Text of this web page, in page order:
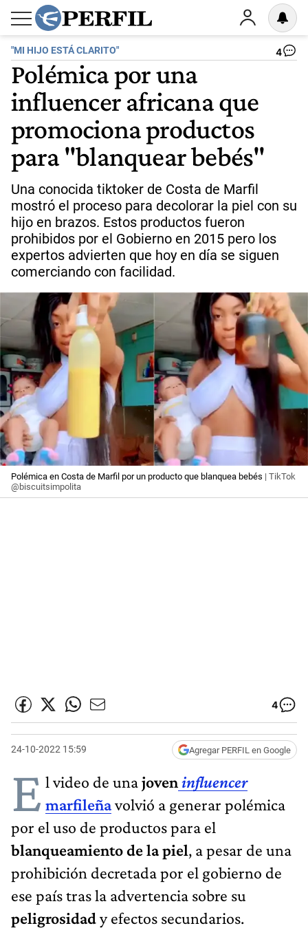
"MI HIJO ESTÁ CLARITO" 4
Polémica por una
influencer africana que
promociona productos
para "blanquear bebés"
Una conocida tiktoker de Costa de Marfil
mostró el proceso para decolorar la piel con su
hijo en brazos. Estos productos fueron
prohibidos por el Gobierno en 2015 pero los
expertos advierten que hoy en día se siguen
comerciando con facilidad.
Polémica en Costa de Marfil por un producto que blanquea bebés | TikTok
@biscuitsimpolita
4
24-10-2022 15:59 Agregar PERFIL en Google
E l video de unajoveninfluencer
marfileñavolvió a generar polémica
por el uso de productos para el
blanqueamiento de la piel, a pesar de una
prohibición decretada por el gobierno de
ese país tras la advertencia sobre su
peligrosidady efectos secundarios.